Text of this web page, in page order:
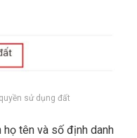
sử dụng đất
tên và số định danh